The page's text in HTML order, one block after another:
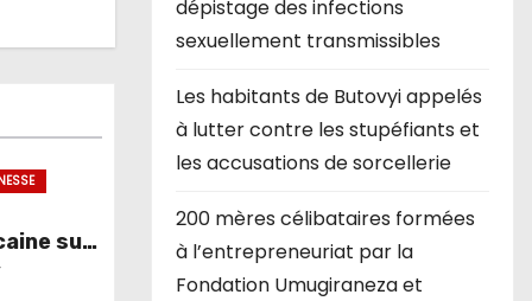
sur
des
dépistage des infections
sexuellement transmissibles
Les habitants de Butovyi appelés
à lutter contre les stupéfiants et
les accusations de sorcellerie
200 mères célibataires formées
à l’entrepreneuriat par la
Fondation Umugiraneza et